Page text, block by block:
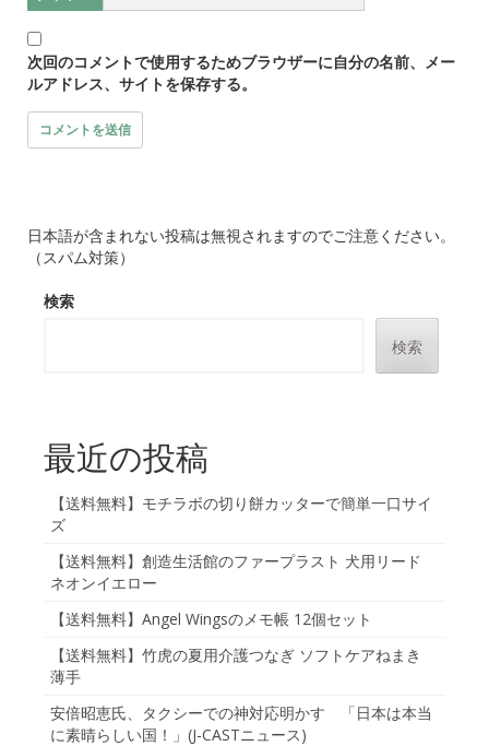
次回のコメントで使用するためブラウザーに自分の名前、メー
ルアドレス、サイトを保存する。
日本語が含まれない投稿は無視されますのでご注意ください。
（スパム対策）
検索
検索
最近の投稿
【送料無料】モチラボの切り餅カッターで簡単一口サイ
ズ
【送料無料】創造生活館のファープラスト 犬用リード
ネオンイエロー
【送料無料】Angel Wingsのメモ帳 12個セット
【送料無料】竹虎の夏用介護つなぎ ソフトケアねまき
薄手
安倍昭恵氏、タクシーでの神対応明かす 「日本は本当
に素晴らしい国！」(J-CASTニュース)